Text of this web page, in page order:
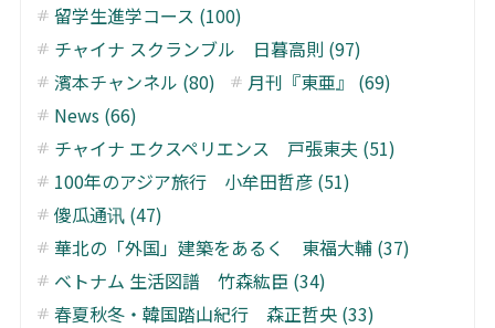
留学生進学コース (100)
チャイナ スクランブル 日暮高則 (97)
濱本チャンネル (80)
月刊『東亜』 (69)
News (66)
チャイナ エクスペリエンス 戸張東夫 (51)
100年のアジア旅行 小牟田哲彦 (51)
傻瓜通讯 (47)
華北の「外国」建築をあるく 東福大輔 (37)
ベトナム 生活図譜 竹森紘臣 (34)
春夏秋冬・韓国踏山紀行 森正哲央 (33)